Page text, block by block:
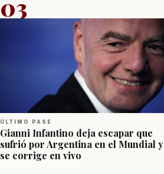
03
ÚLTIMO PASE
Gianni Infantino deja escapar que
sufrió por Argentina en el Mundial y
se corrige en vivo